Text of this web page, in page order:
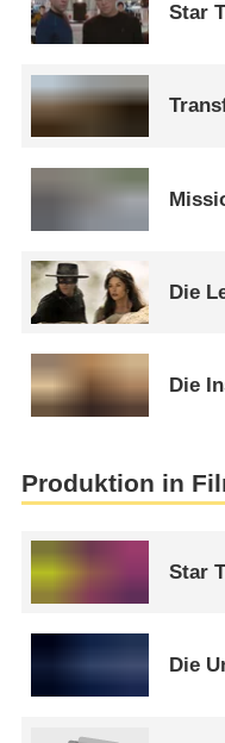
Star
Die
Die
Produktion in
Star
Die